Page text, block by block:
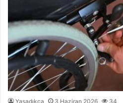
Yaşadıkça 3 Haziran 2026 34